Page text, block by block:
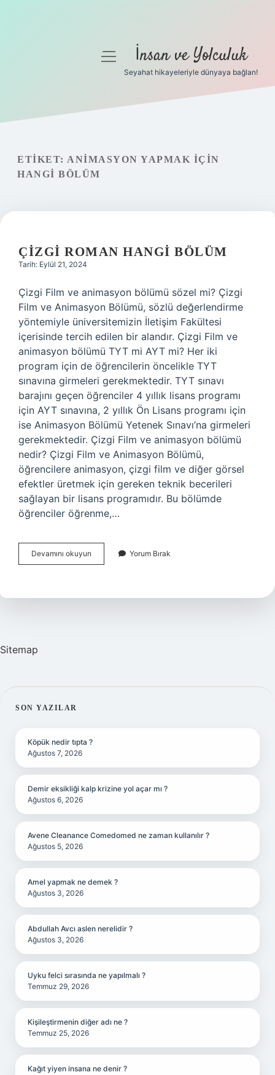
Gizlilik Politikası
Hakkımızda
menüyü İnsan ve Yolculuk
Seyahat hikayeleriyle dünyaya bağlan!
ETIKET: ANIMASYON YAPMAK IÇIN
HANGI BÖLÜM
ÇIZGI ROMAN HANGI BÖLÜM
Tarih: Eylül 21, 2024
Çizgi Film ve animasyon bölümü sözel mi? Çizgi
Film ve Animasyon Bölümü, sözlü değerlendirme
yöntemiyle üniversitemizin İletişim Fakültesi
içerisinde tercih edilen bir alandır. Çizgi Film ve
animasyon bölümü TYT mi AYT mi? Her iki
program için de öğrencilerin öncelikle TYT
sınavına girmeleri gerekmektedir. TYT sınavı
barajını geçen öğrenciler 4 yıllık lisans programı
için AYT sınavına, 2 yıllık Ön Lisans programı için
ise Animasyon Bölümü Yetenek Sınavı’na girmeleri
gerekmektedir. Çizgi Film ve animasyon bölümü
nedir? Çizgi Film ve Animasyon Bölümü,
öğrencilere animasyon, çizgi film ve diğer görsel
efektler üretmek için gereken teknik becerileri
sağlayan bir lisans programıdır. Bu bölümde
öğrenciler öğrenme,…
Devamını okuyun
Roman
Yorum Bırak
Sitemap
SIDEBAR
SON YAZILAR
Köpük nedir tıpta ?
Ağustos 7, 2026
Demir eksikliği kalp krizine yol açar mı ?
Ağustos 6, 2026
Avene Cleanance Comedomed ne zaman kullanılır ?
Ağustos 5, 2026
Amel yapmak ne demek ?
Ağustos 3, 2026
Abdullah Avcı aslen nerelidir ?
Ağustos 3, 2026
Uyku felci sırasında ne yapılmalı ?
Temmuz 29, 2026
Kişileştirmenin diğer adı ne ?
Temmuz 25, 2026
Kağıt yiyen insana ne denir ?